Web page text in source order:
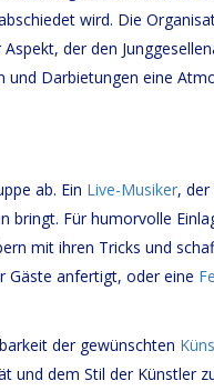
wird. Die
der den
Darbietungen eine
ab. Ein Live-Musiker,
bringt. Für humorvolle
mit ihren Tricks und
Gäste anfertigt, oder eine
der gewünschten
dem Stil der Künstler